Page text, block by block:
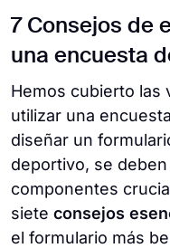
7 Consejos de
una encuesta
Hemos cubierto las
utilizar una
diseñar un
deportivo, se
componentes
siete consejos
el formulario más